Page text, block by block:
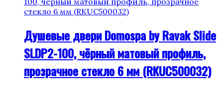
Душевые двери Domospa by Ravak Slide
SLDP2-100, чёрный матовый профиль,
прозрачное стекло 6 мм (RKUC500032)